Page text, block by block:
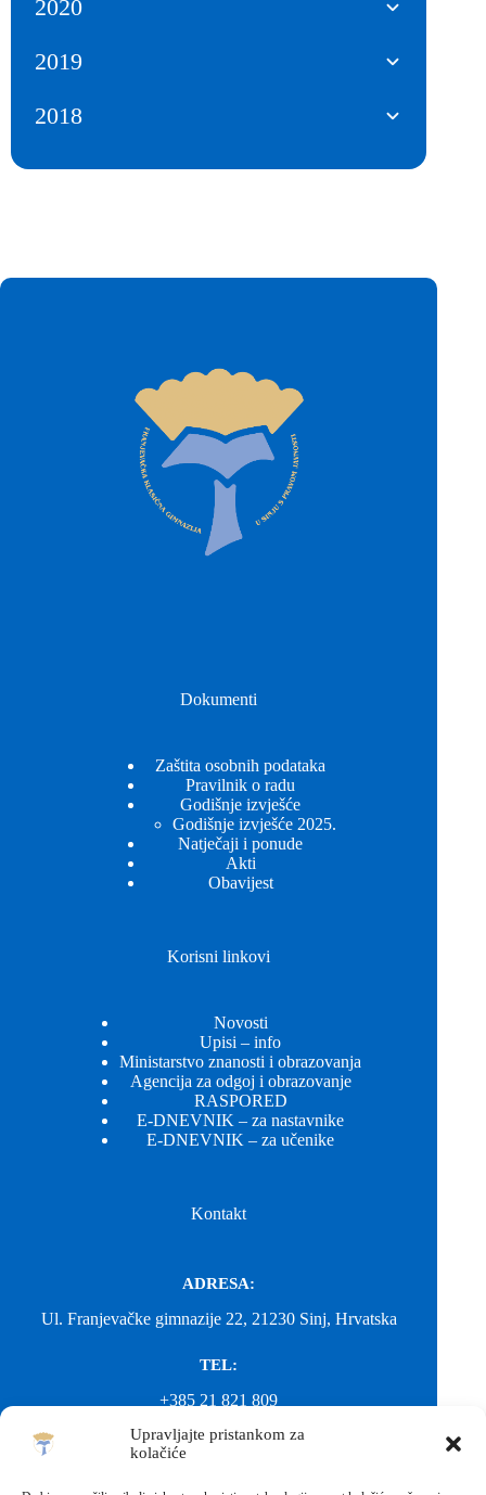
Upravljajte pristankom za
kolačiće
2020
2019
2018
Dokumenti
Zaštita osobnih podataka
Pravilnik o radu
Godišnje izvješće
Godišnje izvješće 2025.
Natječaji i ponude
Akti
Obavijest
Korisni linkovi
Novosti
Upisi – info
Ministarstvo znanosti i obrazovanja
Agencija za odgoj i obrazovanje
RASPORED
E-DNEVNIK – za nastavnike
E-DNEVNIK – za učenike
Kontakt
ADRESA:
Ul. Franjevačke gimnazije 22, 21230 Sinj, Hrvatska
TEL:
+385 21 821 809
EMAIL: